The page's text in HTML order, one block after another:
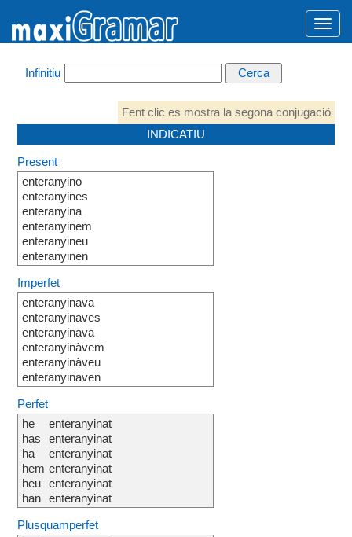
Infinitiu
Fent clic es mostra la segona conjugació
INDICATIU
Present
enteranyino
enteranyines
enteranyina
enteranyinem
enteranyineu
enteranyinen
Imperfet
enteranyinava
enteranyinaves
enteranyinava
enteranyinàvem
enteranyinàveu
enteranyinaven
Perfet
he
has
ha
hem
heu
han
enteranyinat
enteranyinat
enteranyinat
enteranyinat
enteranyinat
enteranyinat
Plusquamperfet